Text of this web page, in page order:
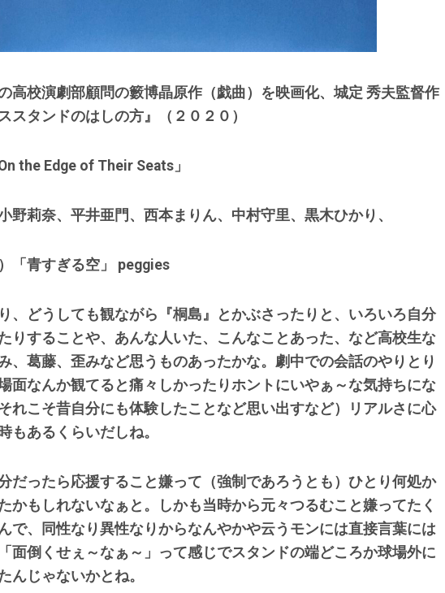
高校演劇部顧問の籔博晶原作（戯曲）を映画化、城定 秀夫監督作
スタンドのはしの方』（２０２０）
Edge of Their Seats」
野莉奈、平井亜門、西本まりん、中村守里、黒木ひかり、
「青すぎる空」 peggies
、どうしても観ながら『桐島』とかぶさったりと、いろいろ自分
りすることや、あんな人いた、こんなことあった、など高校生な
、葛藤、歪みなど思うものあったかな。劇中での会話のやりとり
面なんか観てると痛々しかったりホントにいやぁ～な気持ちにな
れこそ昔自分にも体験したことなど思い出すなど）リアルさに心
もあるくらいだしね。
だったら応援すること嫌って（強制であろうとも）ひとり何処か
かもしれないなぁと。しかも当時から元々つるむこと嫌ってたく
で、同性なり異性なりからなんやかや云うモンには直接言葉には
面倒くせぇ～なぁ～」って感じでスタンドの端どころか球場外に
んじゃないかとね。